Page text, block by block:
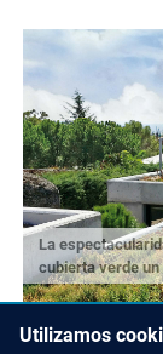
La
cubierta verde
Utilizamos